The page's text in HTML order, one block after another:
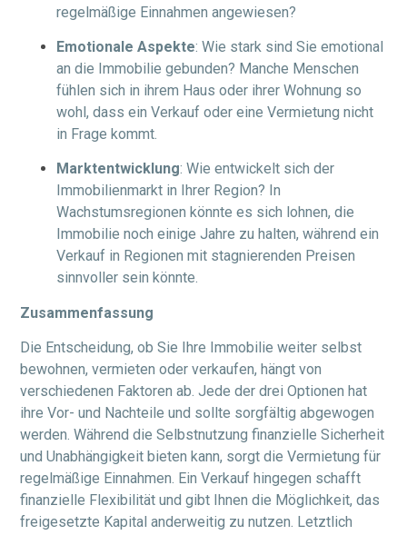
regelmäßige Einnahmen angewiesen?
Emotionale Aspekte: Wie stark sind Sie emotional
an die Immobilie gebunden? Manche Menschen
fühlen sich in ihrem Haus oder ihrer Wohnung so
wohl, dass ein Verkauf oder eine Vermietung nicht
in Frage kommt.
Marktentwicklung: Wie entwickelt sich der
Immobilienmarkt in Ihrer Region? In
Wachstumsregionen könnte es sich lohnen, die
Immobilie noch einige Jahre zu halten, während ein
Verkauf in Regionen mit stagnierenden Preisen
sinnvoller sein könnte.
Zusammenfassung
Die Entscheidung, ob Sie Ihre Immobilie weiter selbst
bewohnen, vermieten oder verkaufen, hängt von
verschiedenen Faktoren ab. Jede der drei Optionen hat
ihre Vor- und Nachteile und sollte sorgfältig abgewogen
werden. Während die Selbstnutzung finanzielle Sicherheit
und Unabhängigkeit bieten kann, sorgt die Vermietung für
regelmäßige Einnahmen. Ein Verkauf hingegen schafft
finanzielle Flexibilität und gibt Ihnen die Möglichkeit, das
freigesetzte Kapital anderweitig zu nutzen. Letztlich